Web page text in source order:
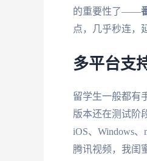
的重要性了——
点，几乎秒连，
多平台支
留学生一般都有
版本还在测试阶
iOS、Windows
腾讯视频，我闺